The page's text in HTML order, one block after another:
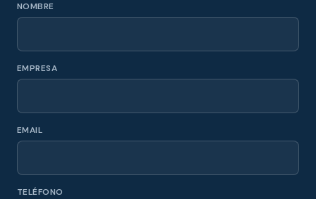
NOMBRE
EMPRESA
EMAIL
TELÉFONO